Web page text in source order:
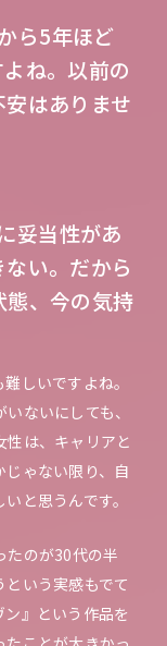
ら5年ほど
ね。以前の
はありませ
妥当性があ
い。だから
態、今の気持
しいですよね。
ないにしても、
は、キャリアと
ゃない限り、自
と思うんです。
たのが30代の半
いう実感もでて
』という作品を